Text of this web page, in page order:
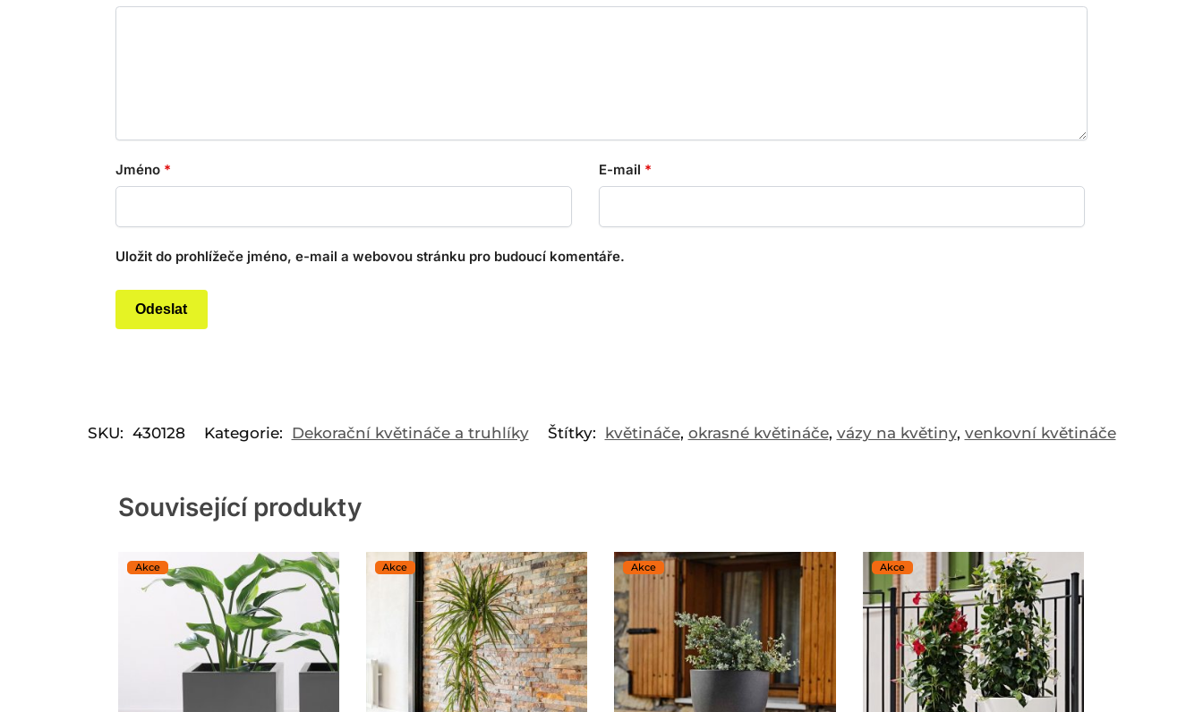
Jméno * E-mail *
Uložit do prohlížeče jméno, e-mail a webovou stránku pro budoucí komentáře.
SKU: 430128 Kategorie: Dekorační květináče a truhlíky Štítky: květináče, okrasné květináče, vázy na květiny, venkovní květináče
Související produkty